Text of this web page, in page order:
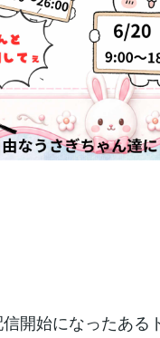
開始になったある